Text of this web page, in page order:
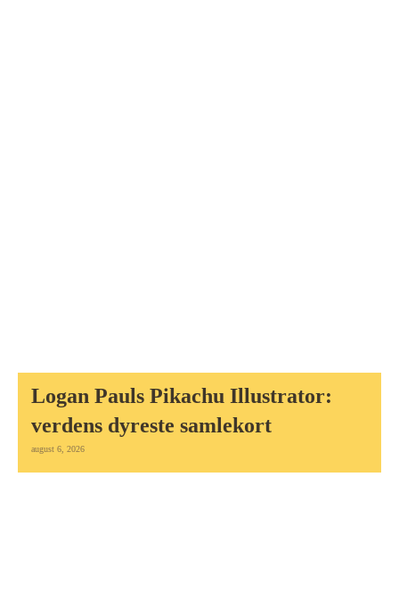
Logan Pauls Pikachu Illustrator:
verdens dyreste samlekort
august 6, 2026